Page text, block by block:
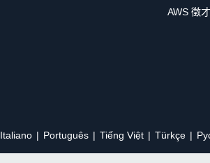
AWS 徵才
Italiano Português Tiếng Việt Türkçe